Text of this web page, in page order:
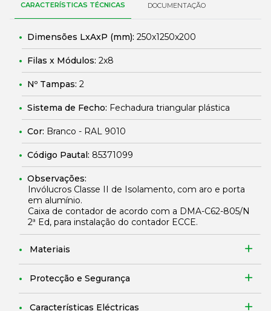
CARACTERÍSTICAS TÉCNICAS DOCUMENTAÇÃO
Dimensões LxAxP (mm): 250x1250x200
Filas x Módulos: 2x8
Nº Tampas: 2
Sistema de Fecho: Fechadura triangular plástica
Cor: Branco - RAL 9010
Código Pautal: 85371099
Observações:
Invólucros Classe II de Isolamento, com aro e porta
em alumínio.
Caixa de contador de acordo com a DMA-C62-805/N
2ª Ed, para instalação do contador ECCE.
Materiais
Protecção e Segurança
Características Eléctricas